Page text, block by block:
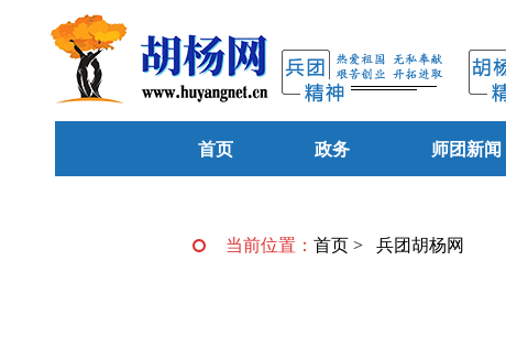
首页 政务 师团新闻
当前位置： 首页 > 兵团胡杨网